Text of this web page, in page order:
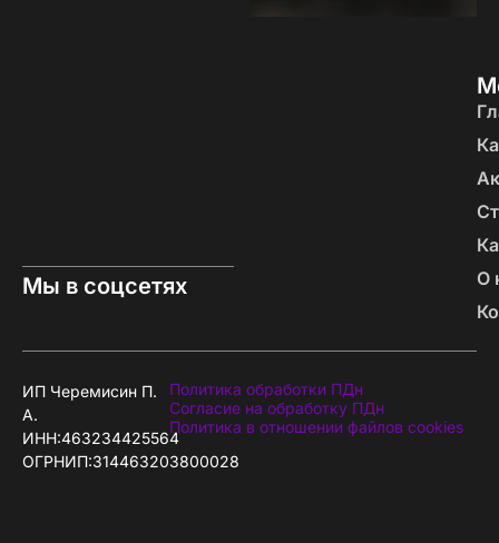
Мы в соцсетях
О
ИП Черемисин П.
А.
ИНН:463234425564
ОГРНИП:314463203800028
Политика обработки ПДн
Согласие на обработку ПДн
Политика в отношении файлов cookies